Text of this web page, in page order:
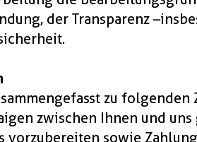
der Transparenz –
zu folgenden
zwischen Ihnen und
vorzubereiten sowie